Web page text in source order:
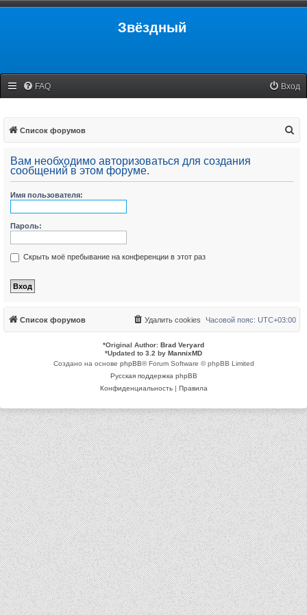
Звёздный
FAQ Вход
Список форумов
Вам необходимо авторизоваться для создания
сообщений в этом форуме.
Имя пользователя:
Пароль:
Скрыть моё пребывание на конференции в этот раз
Список форумов Часовой пояс: UTC+03:00
Удалить cookies
*Original Author: Brad Veryard
*Updated to 3.2 by MannixMD
Создано на основе phpBB® Forum Software © phpBB Limited
Русская поддержка phpBB
Конфиденциальность| Правила